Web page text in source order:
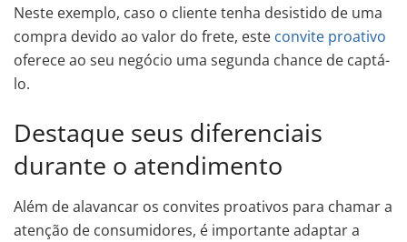
Neste exemplo, caso o cliente tenha desistido de uma
compra devido ao valor do frete, este convite proativo
oferece ao seu negócio uma segunda chance de captá-
lo.
Destaque seus diferenciais
durante o atendimento
Além de alavancar os convites proativos para chamar a
atenção de consumidores, é importante adaptar a